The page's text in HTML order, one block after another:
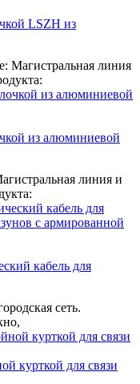
LSZH из
Магистральная линия
из алюминиевой
линия и
кабель для
сеть.
курткой для связи